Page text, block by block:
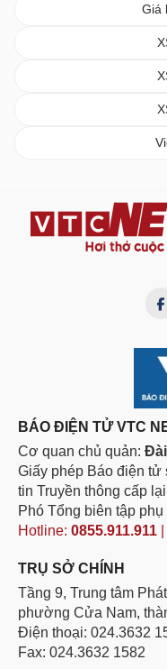
Giá
BÁO ĐIỆN TỬ VTC
Cơ quan chủ quản:
Giấy phép Báo điện tử
tin Truyền thông cấp
Phó Tổng biên tập phụ
Hotline: 0855.911.911
TRỤ SỞ CHÍNH
Tầng 9, Trung tâm
phường Cửa Nam,
Điện thoại: 024.3632
Fax: 024.3632 1582